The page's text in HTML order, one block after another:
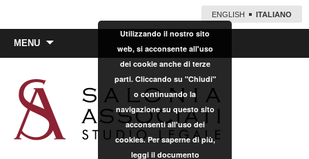
ENGLISH ITALIANO
MENU
Utilizzando il nostro sito
web, si acconsente all'uso
dei cookie anche di terze
parti. Cliccando su "Chiudi"
o continuando la
navigazione su questo sito
acconsenti all'uso dei
cookies. Per saperne di più,
leggi il documento